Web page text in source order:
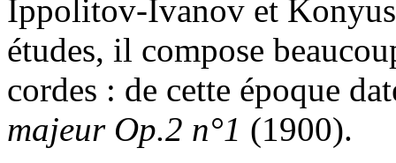
Ippolitov-Ivanov et
études, il compose
cordes : de cette époque
majeur Op.2 n°1 (1900).